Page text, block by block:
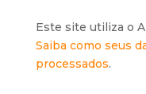
Este site utiliza o
Saiba como seus
processados.